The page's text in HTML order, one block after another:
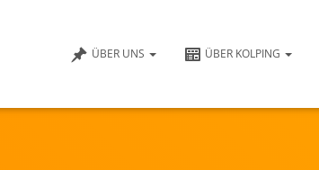
ÜBER UNS ÜBER KOLPING